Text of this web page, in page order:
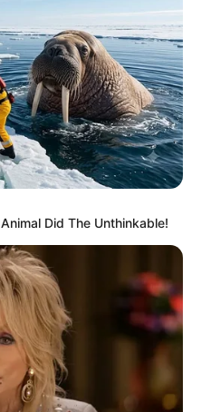
Did The Unthinkable!